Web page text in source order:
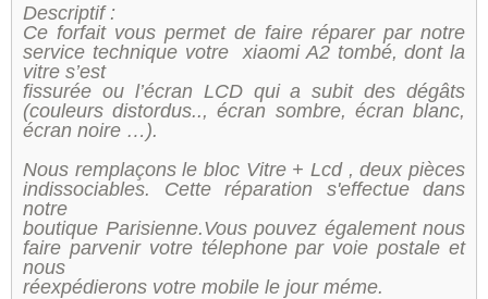
Descriptif :
Ce forfait vous permet de faire réparer par notre
service technique votre xiaomi A2 tombé, dont la
vitre s’est
fissurée ou l’écran LCD qui a subit des dégâts
(couleurs distordus.., écran sombre, écran blanc,
écran noire …).
Nous remplaçons le bloc Vitre + Lcd , deux pièces
indissociables. Cette réparation s'effectue dans
notre
boutique Parisienne.Vous pouvez également nous
faire parvenir votre télephone par voie postale et
nous
réexpédierons votre mobile le jour méme.